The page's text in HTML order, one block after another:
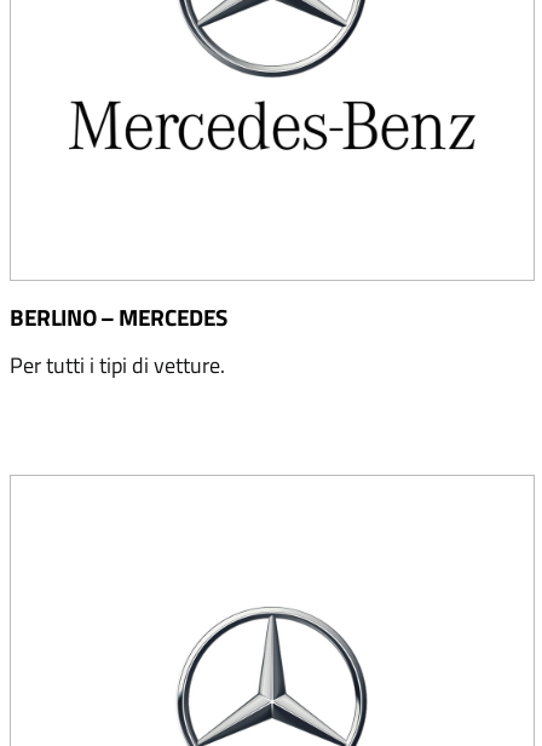
BERLINO – MERCEDES
Per tutti i tipi di vetture.